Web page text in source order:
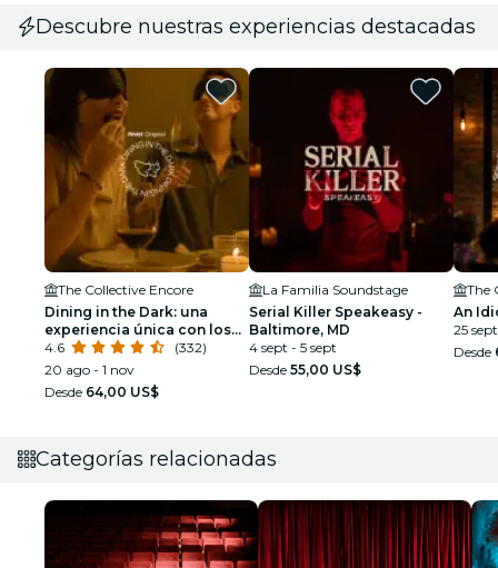
Descubre nuestras experiencias destacadas
The Collective Encore
Dining in the Dark: una
experiencia única con los
ojos vendados
4.6
(332)
20 ago - 1 nov
Desde 64,00 US$
La Familia Soundstage
Serial Killer Speakeasy -
Baltimore, MD
4 sept - 5 sept
Desde 55,00 US$
The
An
25
Desde
Categorías relacionadas